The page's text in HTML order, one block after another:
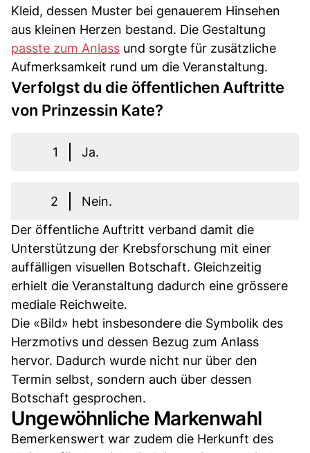
Kleid, dessen Muster bei genauerem Hinsehen
aus kleinen Herzen bestand. Die Gestaltung
passte zum Anlass und sorgte für zusätzliche
Aufmerksamkeit rund um die Veranstaltung.
Verfolgst du die öffentlichen Auftritte
von Prinzessin Kate?
1 Ja.
2
Nein.
Der öffentliche Auftritt verband damit die
Unterstützung der Krebsforschung mit einer
auffälligen visuellen Botschaft. Gleichzeitig
erhielt die Veranstaltung dadurch eine grössere
mediale Reichweite.
Die «Bild» hebt insbesondere die Symbolik des
Herzmotivs und dessen Bezug zum Anlass
hervor. Dadurch wurde nicht nur über den
Termin selbst, sondern auch über dessen
Botschaft gesprochen.
Ungewöhnliche Markenwahl
Bemerkenswert war zudem die Herkunft des